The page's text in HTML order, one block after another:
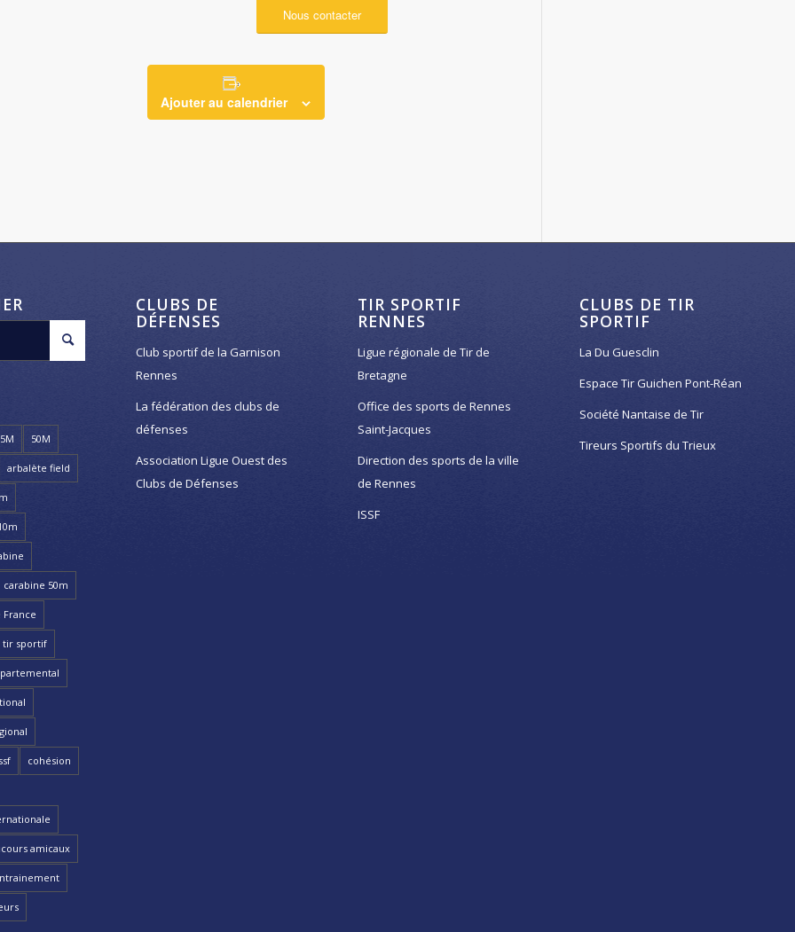
Nous contacter
Ajouter au calendrier
50M
arbalète field
carabine 50m
France
tir sportif
cohésion
amicaux
CLUBS DE
DÉFENSES
Club sportif de la Garnison
Rennes
La fédération des clubs de
défenses
Association Ligue Ouest des
Clubs de Défenses
TIR SPORTIF
RENNES
Ligue régionale de Tir de
Bretagne
Office des sports de Rennes
Saint-Jacques
Direction des sports de la ville
de Rennes
ISSF
CLUBS DE TIR
SPORTIF
La Du Guesclin
Espace Tir Guichen Pont-Réan
Société Nantaise de Tir
Tireurs Sportifs du Trieux